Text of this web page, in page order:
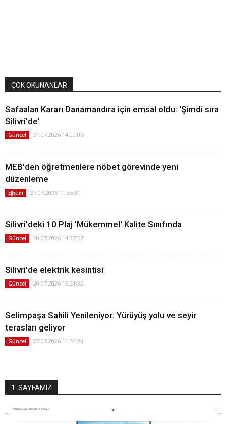
ÇOK OKUNANLAR
Safaalan Kararı Danamandıra için emsal oldu: 'Şimdi sıra
Silivri'de'
Güncel 31.07.2026 14:00:05
MEB'den öğretmenlere nöbet görevinde yeni
düzenleme
Eğitim 27.07.2026 11:36:31
Silivri'deki 10 Plaj 'Mükemmel' Kalite Sınıfında
Güncel 20.07.2026 14:37:57
Silivri'de elektrik kesintisi
Güncel 20.07.2026 13:21:32
Selimpaşa Sahili Yenileniyor: Yürüyüş yolu ve seyir
terasları geliyor
Güncel 27.07.2026 11:54:24
1. SAYFAMIZ